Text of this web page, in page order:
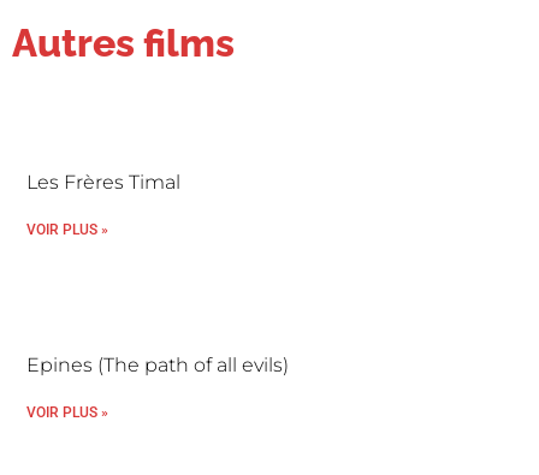
Autres films
Les Frères Timal
VOIR PLUS »
Epines (The path of all evils)
VOIR PLUS »